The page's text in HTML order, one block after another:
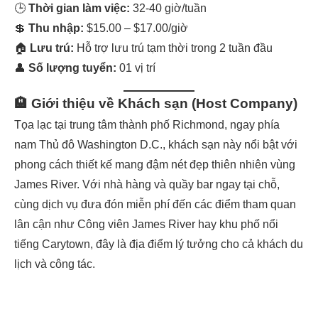
🕒 Thời gian làm việc: 32-40 giờ/tuần
💲 Thu nhập: $15.00 – $17.00/giờ
🏠 Lưu trú: Hỗ trợ lưu trú tạm thời trong 2 tuần đầu
👤 Số lượng tuyển: 01 vị trí
🏨 Giới thiệu về Khách sạn (Host Company)
Tọa lạc tại trung tâm thành phố Richmond, ngay phía
nam Thủ đô Washington D.C., khách sạn này nổi bật với
phong cách thiết kế mang đậm nét đẹp thiên nhiên vùng
James River. Với nhà hàng và quầy bar ngay tại chỗ,
cùng dịch vụ đưa đón miễn phí đến các điểm tham quan
lân cận như Công viên James River hay khu phố nổi
tiếng Carytown, đây là địa điểm lý tưởng cho cả khách du
lịch và công tác.